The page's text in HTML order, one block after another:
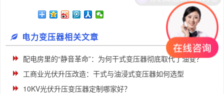
电力变压器相关文章
配电房里的“静音革命”：为何干式变压器彻底取代了油变？
工商业光伏升压改造：干式与油浸式变压器如何选型
10KV光伏升压变压器定制哪家好？